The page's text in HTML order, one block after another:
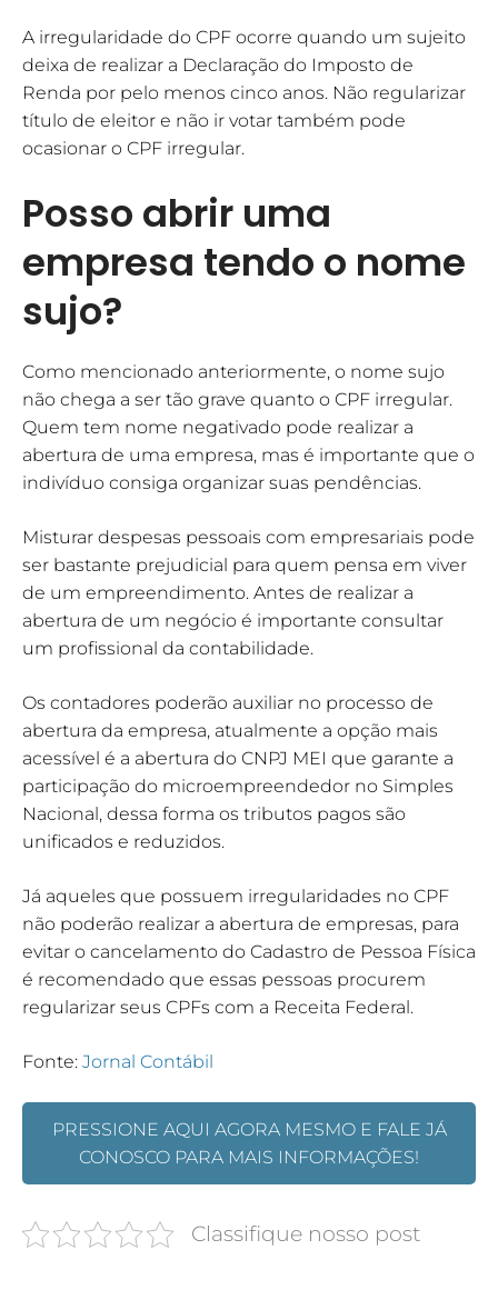
A irregularidade do CPF ocorre quando um sujeito
deixa de realizar a Declaração do Imposto de
Renda por pelo menos cinco anos. Não regularizar
título de eleitor e não ir votar também pode
ocasionar o CPF irregular.
Posso abrir uma
empresa tendo o nome
sujo?
Como mencionado anteriormente, o nome sujo
não chega a ser tão grave quanto o CPF irregular.
Quem tem nome negativado pode realizar a
abertura de uma empresa, mas é importante que o
indivíduo consiga organizar suas pendências.
Misturar despesas pessoais com empresariais pode
ser bastante prejudicial para quem pensa em viver
de um empreendimento. Antes de realizar a
abertura de um negócio é importante consultar
um profissional da contabilidade.
Os contadores poderão auxiliar no processo de
abertura da empresa, atualmente a opção mais
acessível é a abertura do CNPJ MEI que garante a
participação do microempreendedor no Simples
Nacional, dessa forma os tributos pagos são
unificados e reduzidos.
Já aqueles que possuem irregularidades no CPF
não poderão realizar a abertura de empresas, para
evitar o cancelamento do Cadastro de Pessoa Física
é recomendado que essas pessoas procurem
regularizar seus CPFs com a Receita Federal.
Fonte: Jornal Contábil
PRESSIONE AQUI AGORA MESMO E FALE JÁ
CONOSCO PARA MAIS INFORMAÇÕES!
Classifique nosso post